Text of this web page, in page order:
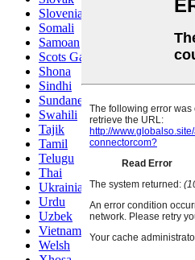
Slovenian
Somali
Samoan
Scots Gaelic
Shona
Sindhi
Sundanese
Swahili
Tajik
Tamil
Telugu
Thai
Ukrainian
Urdu
Uzbek
Vietnamese
Welsh